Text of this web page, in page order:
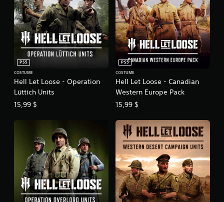
Hell Let Loose - Operation
Lüttich Units
PS5
COSTUME
15,99 $
Hell Let Loose - Canadian
Western Europe Pack
PS5
COSTUME
15,99 $